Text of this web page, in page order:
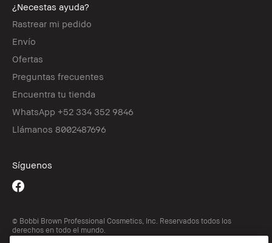
¿Necestas ayuda?
Rastrear mi pedido
Envío
Ofertas
Preguntas frecuentes
Encuentra tu tienda
WhatsApp +52 334 352 9846
Llámanos 8002487696
Síguenos
© Bobbi Brown Professional Cosmetics, Inc. Reservados todos los
derechos en todo el mundo.